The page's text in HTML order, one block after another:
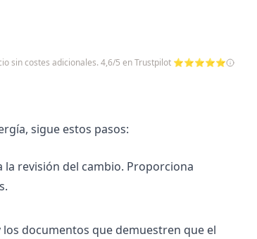
sin costes adicionales. 4,6/5 en Trustpilot ⭐⭐⭐⭐⭐
sigue estos pasos:
revisión del cambio. Proporciona
documentos que demuestren que el